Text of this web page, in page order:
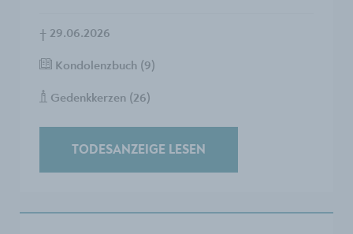
† 29.06.2026
Kondolenzbuch (9)
Gedenkkerzen (26)
TODESANZEIGE LESEN